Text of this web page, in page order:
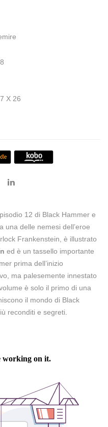
X 26
12 di Black Hammer e
una delle nemesi dell’eroe
Frankenstein, è illustrato
ed è un tassello importante
prima dell’inizio
ma palesemente innestato
è solo il primo di una
il mondo di Black
reconditi e segreti.